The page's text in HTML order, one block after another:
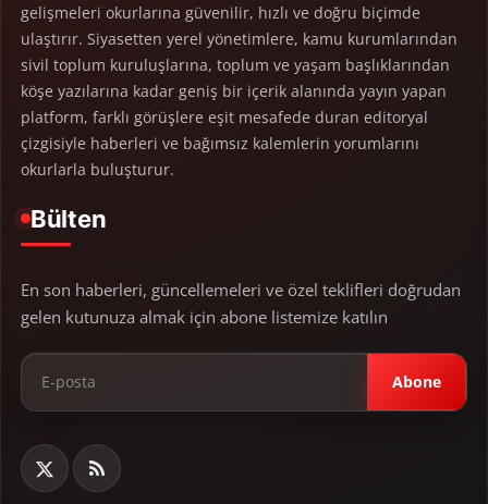
gelişmeleri okurlarına güvenilir, hızlı ve doğru biçimde
ulaştırır. Siyasetten yerel yönetimlere, kamu kurumlarından
sivil toplum kuruluşlarına, toplum ve yaşam başlıklarından
köşe yazılarına kadar geniş bir içerik alanında yayın yapan
platform, farklı görüşlere eşit mesafede duran editoryal
çizgisiyle haberleri ve bağımsız kalemlerin yorumlarını
okurlarla buluşturur.
Bülten
En son haberleri, güncellemeleri ve özel teklifleri doğrudan
gelen kutunuza almak için abone listemize katılın
Abone